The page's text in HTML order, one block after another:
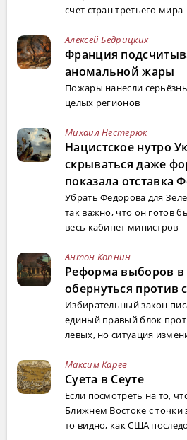
счет стран третьего мира
Алексей Бедрицких
Франция
аномальной жары
Пожары нанесли
целых регионов
Михаил Нестерюк
Нацистское нутро
скрываться даже
показала отставка
Убрать Федорова для
так важно, что он готов
весь кабинет министров
Антон Копнин
Реформа выборов
обернуться
Избирательный закон
единый правый блок
левых, но ситуация
Максим Карев
Суета в Сеуте
Если посмотреть на то,
Ближнем Востоке с
то видно, как США